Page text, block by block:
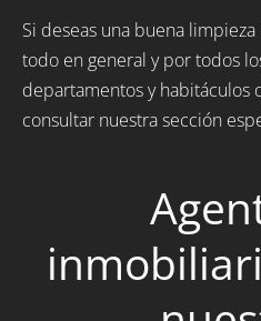
Si deseas una buena
todo en general y por todos
departamentos y habitáculos
consultar nuestra sección